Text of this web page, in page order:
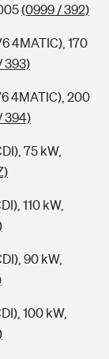
(0999 / 392)
4MATIC), 170
393)
4MATIC), 200
394)
75 kW,
110 kW,
90 kW,
100 kW,